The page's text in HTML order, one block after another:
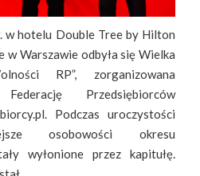
w hotelu Double Tree by Hilton
Warszawie odbyła się Wielka
RP”, zorganizowana
Przedsiębiorców
Podczas uroczystości
osobowości okresu
wyłonione przez kapitułę.